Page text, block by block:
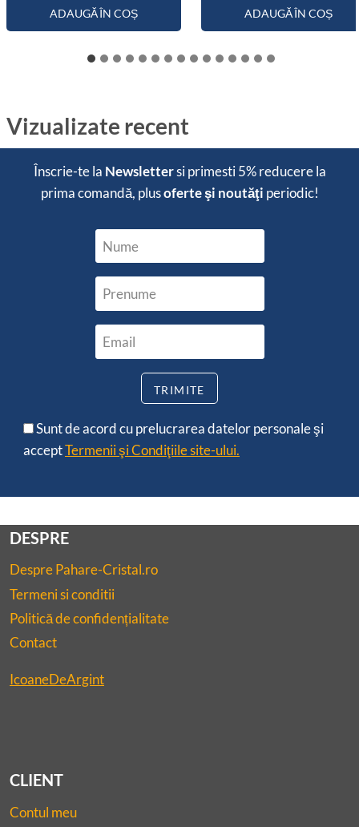
ADAUGĂ ÎN COȘ ADAUGĂ ÎN COȘ
Vizualizate recent
Înscrie-te la Newslettersi primesti5% reducerela
prima comandă, plusoferte şi noutăţi periodic!
Sunt de acord cu prelucrarea datelor personale şi
acceptTermenii şi Condiţiile site-ului.
DESPRE
Despre Pahare-Cristal.ro
Termeni si conditii
Politică de confidențialitate
Contact
IcoaneDeArgint
CLIENT
Contul meu